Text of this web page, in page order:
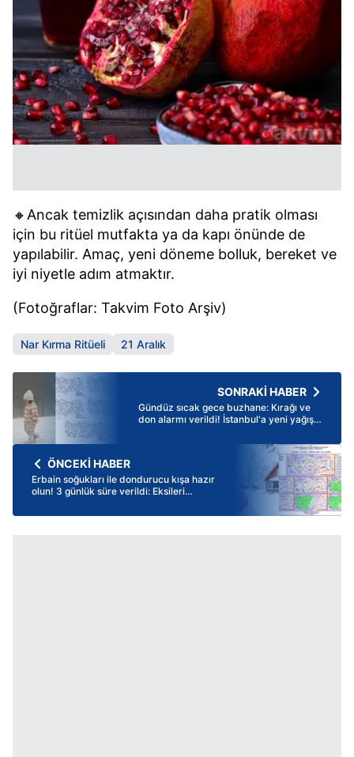
🔸Ancak temizlik açısından daha pratik olması
için bu ritüel mutfakta ya da kapı önünde de
yapılabilir. Amaç, yeni döneme bolluk, bereket ve
iyi niyetle adım atmaktır.
(Fotoğraflar: Takvim Foto Arşiv)
Nar Kırma Ritüeli 21 Aralık
SONRAKİ HABER
Gündüz sıcak gece buzhane: Kırağı ve
don alarmı verildi! İstanbul'a yeni yağış
ÖNCEKİ HABER
Erbain soğukları ile dondurucu kışa hazır
olun! 3 günlük süre verildi: Eksileri